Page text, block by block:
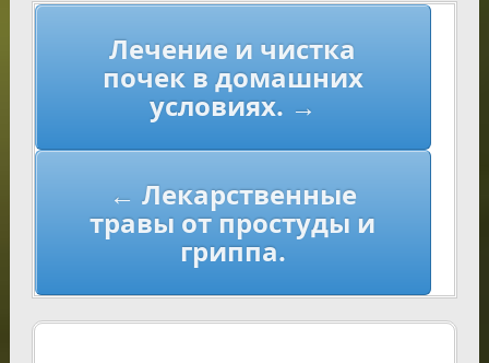
Навигация
записям
Лечение и чистка
почек в домашних
условиях. →
← Лекарственные
травы от простуды и
гриппа.